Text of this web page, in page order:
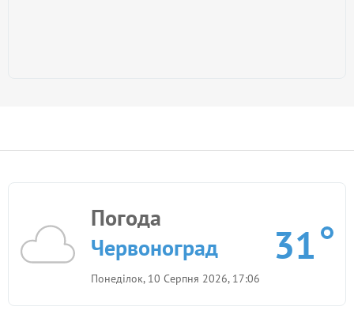
Погода
Червоноград
Понеділок, 10 Серпня 2026, 17:06
31